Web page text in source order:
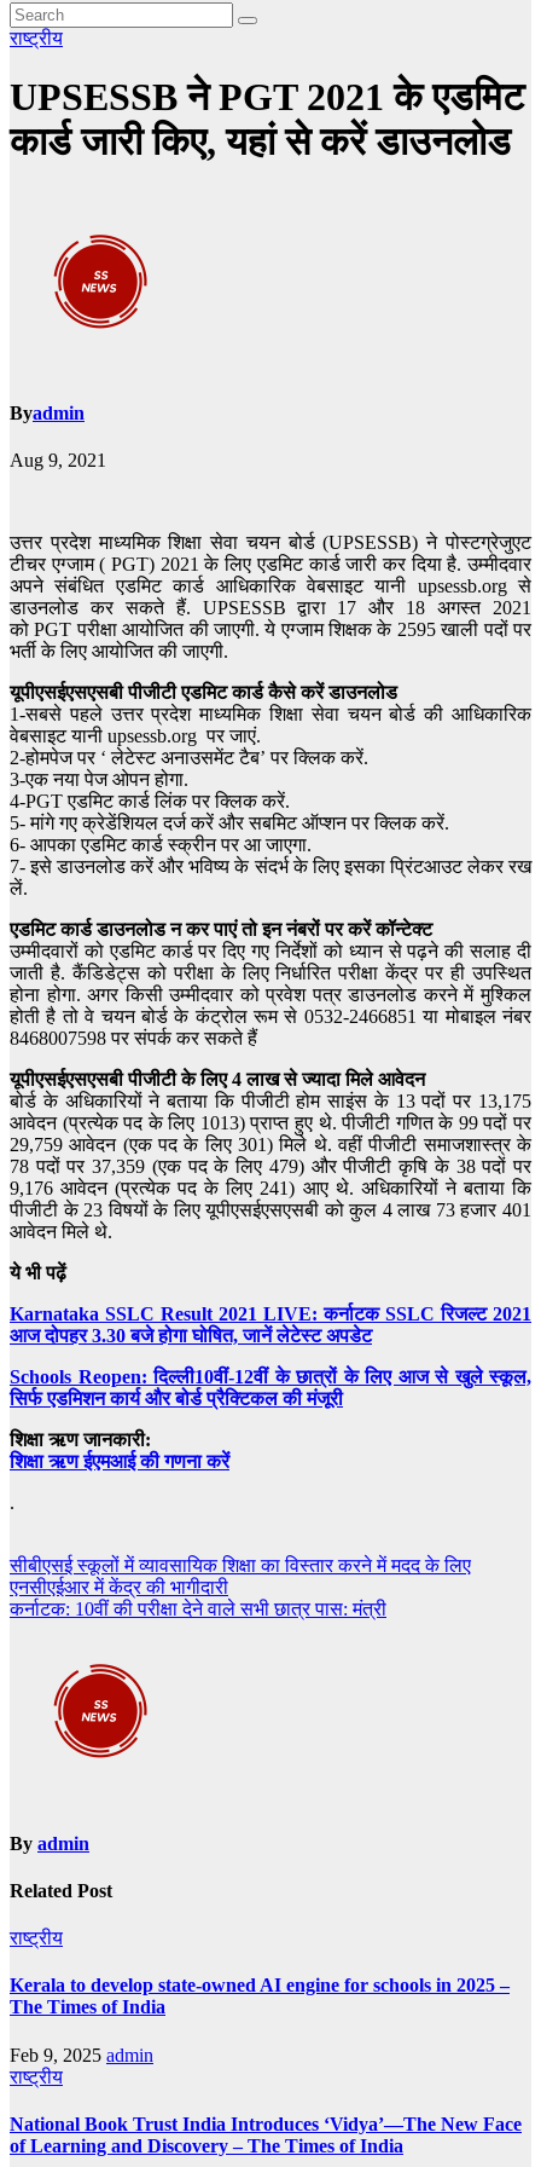
राष्ट्रीय
UPSESSB ने PGT 2021 के एडमिट
कार्ड जारी किए, यहां से करें डाउनलोड
Byadmin
Aug 9, 2021
उत्तर प्रदेश माध्यमिक शिक्षा सेवा चयन बोर्ड (UPSESSB) ने पोस्टग्रेजुएट
टीचर एग्जाम ( PGT) 2021 के लिए एडमिट कार्ड जारी कर दिया है. उम्मीदवार
अपने संबंधित एडमिट कार्ड आधिकारिक वेबसाइट यानी upsessb.org से
डाउनलोड कर सकते हैं. UPSESSB द्वारा 17 और 18 अगस्त 2021
को PGT परीक्षा आयोजित की जाएगी. ये एग्जाम शिक्षक के 2595 खाली पदों पर
भर्ती के लिए आयोजित की जाएगी.
यूपीएसईएसएसबी पीजीटीएडमिट कार्ड कैसे करें डाउनलोड
1-सबसे पहले उत्तर प्रदेश माध्यमिक शिक्षा सेवा चयन बोर्ड की आधिकारिक
वेबसाइट यानी upsessb.org पर जाएं.
2-होमपेज पर ‘ लेटेस्ट अनाउसमेंट टैब’ पर क्लिक करें.
3-एक नया पेज ओपन होगा.
4-PGT एडमिट कार्ड लिंक पर क्लिक करें.
5- मांगे गए क्रेडेंशियल दर्ज करें और सबमिट ऑप्शन पर क्लिक करें.
6- आपका एडमिट कार्ड स्क्रीन पर आ जाएगा.
7- इसे डाउनलोड करें और भविष्य के संदर्भ के लिए इसका प्रिंटआउट लेकर रख
लें.
एडमिट कार्ड डाउनलोड न कर पाएं तो इन नंबरों पर करें कॉन्टेक्ट
उम्मीदवारों को एडमिट कार्ड पर दिए गए निर्देशों को ध्यान से पढ़ने की सलाह दी
जाती है. कैंडिडेट्स को परीक्षा के लिए निर्धारित परीक्षा केंद्र पर ही उपस्थित
होना होगा. अगर किसी उम्मीदवार को प्रवेश पत्र डाउनलोड करने में मुश्किल
होती है तो वे चयन बोर्ड के कंट्रोल रूम से 0532-2466851 या मोबाइल नंबर
8468007598 पर संपर्क कर सकते हैं
यूपीएसईएसएसबी पीजीटी के लिए4लाख से ज्यादा मिले आवेदन
बोर्ड के अधिकारियों ने बताया कि पीजीटी होम साइंस के 13 पदों पर 13,175
आवेदन (प्रत्येक पद के लिए 1013) प्राप्त हुए थे. पीजीटी गणित के 99 पदों पर
29,759 आवेदन (एक पद के लिए 301) मिले थे. वहीं पीजीटी समाजशास्त्र के
78 पदों पर 37,359 (एक पद के लिए 479) और पीजीटी कृषि के 38 पदों पर
9,176 आवेदन (प्रत्येक पद के लिए 241) आए थे. अधिकारियों ने बताया कि
पीजीटी के 23 विषयों के लिए यूपीएसईएसएसबी को कुल 4 लाख 73 हजार 401
आवेदन मिले थे.
ये भी पढ़ें
Karnataka SSLC Result 2021 LIVE: कर्नाटक SSLC रिजल्ट 2021
आज दोपहर 3.30 बजे होगा घोषित, जानें लेटेस्ट अपडेट
Schools Reopen: दिल्ली10वीं-12वीं के छात्रों के लिए आज से खुले स्कूल,
सिर्फ एडमिशन कार्य और बोर्ड प्रैक्टिकल की मंजूरी
शिक्षा ऋण जानकारी:
शिक्षा ऋण ईएमआई की गणना करें
.
Post
navigation
सीबीएसई स्कूलों में व्यावसायिक शिक्षा का विस्तार करने में मदद के लिए
एनसीएईआर में केंद्र की भागीदारी
कर्नाटक: 10वीं की परीक्षा देने वाले सभी छात्र पास: मंत्री
By admin
Related Post
राष्ट्रीय
Kerala to develop state-owned AI engine for schools in 2025 –
The Times of India
Feb 9, 2025 admin
राष्ट्रीय
National Book Trust India Introduces ‘Vidya’—The New Face
of Learning and Discovery – The Times of India